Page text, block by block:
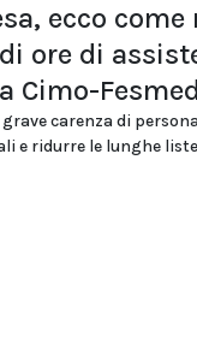
ecco come
ore di
Cimo-Fesmed
carenza di
e ridurre le lunghe